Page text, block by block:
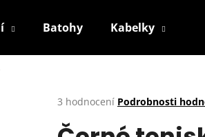
Batohy Kabelky
Průměrné
produktu
3 hodnocení Podrobnosti
najít?
HLEDAT